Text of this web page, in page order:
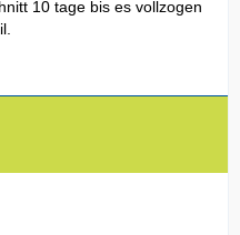
10 tage bis es vollzogen